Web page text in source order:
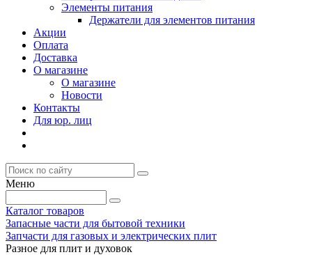
Элементы питания
Держатели для элементов питания
Акции
Оплата
Доставка
О магазине
О магазине
Новости
Контакты
Для юр. лиц
Меню
Каталог товаров
Запасные части для бытовой техники
Запчасти для газовых и электрических плит
Разное для плит и духовок